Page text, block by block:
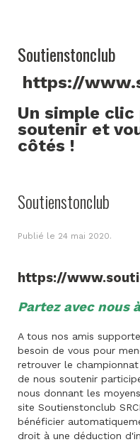
Soutienstonclub
https://
Un simple clic
soutenir et
côtés !
Soutienstonclub
Publié le 24 mai 2020.
https://
Partez avec nous
A tous nos amis
besoin de vous pour
retrouver le
de nous soutenir
nous donnant les
site Soutienstonclub
bénéficier
droit à une déduction